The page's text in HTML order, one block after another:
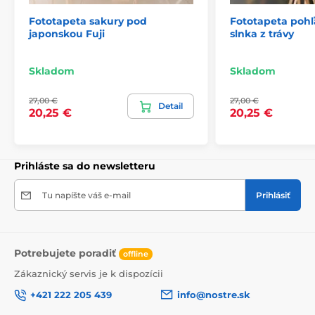
2) Fototapety s úpravou motívu podľa rozmeru
veľkosti, čo môže viesť k jeho miernemu orezaniu. Po
pozrieť presný náhľad. Každá tapeta sa skladá z pásov
širokých 49 cm.
Fototapeta sakury pod
japonskou Fuji
Skladom
27,00 €
20,25 €
Detail
Fototapeta
slnka z trávy
Skladom
27,00 €
20,25 €
Prihláste sa do newsletteru
Tu napíšte váš e-mail Prihlásiť
Potrebujete poradiť offline
Zákaznický servis je k dispozícii
+421 222 205 439
info@nostre.sk